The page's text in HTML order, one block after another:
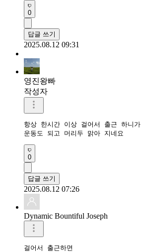
0
답글 쓰기
2025.08.12 09:31
영진왕빠
작성자
항상 한시간 이상 걸어서 출근 하니가
운동도 되고 머리두 맑아 지네요
0
답글 쓰기
2025.08.12 07:26
Dynamic Bountiful Joseph
걸어서 출근하면